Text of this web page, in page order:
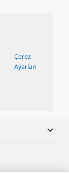
Çerez
Ayarları